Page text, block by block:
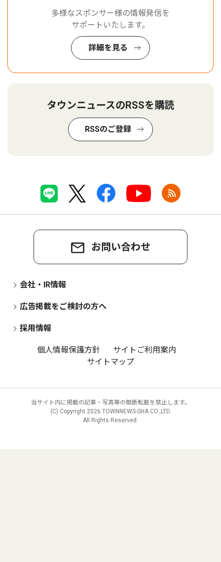
多様なスポンサー様の情報発信を
サポートいたします。
詳細を見る
タウンニュースのRSSを購読
RSSのご登録
お問い合わせ
会社・IR情報
広告掲載をご検討の方へ
採用情報
個人情報保護方針
サイトご利用案内
サイトマップ
当サイト内に掲載の記事・写真等の無断転載を禁止します。
(C) Copyright 2026 TOWNNEWS-SHA CO.,LTD.
All Rights Reserved.